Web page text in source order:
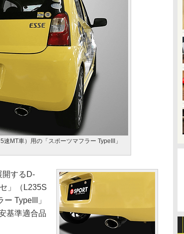
MT車）用の「スポーツマフラー TypeIII」
するD-
」（L235S
TypeIII」
基準適合品